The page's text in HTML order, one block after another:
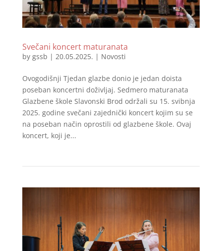
Svečani koncert maturanata
by gssb | 20.05.2025. | Novosti
Ovogodišnji Tjedan glazbe donio je jedan doista
poseban koncertni doživljaj. Sedmero maturanata
Glazbene škole Slavonski Brod održali su 15. svibnja
2025. godine svečani zajednički koncert kojim su se
na poseban način oprostili od glazbene škole. Ovaj
koncert, koji je...